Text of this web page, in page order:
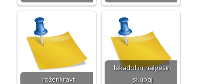
roženkravt
lekadol in nalgesin
skupaj